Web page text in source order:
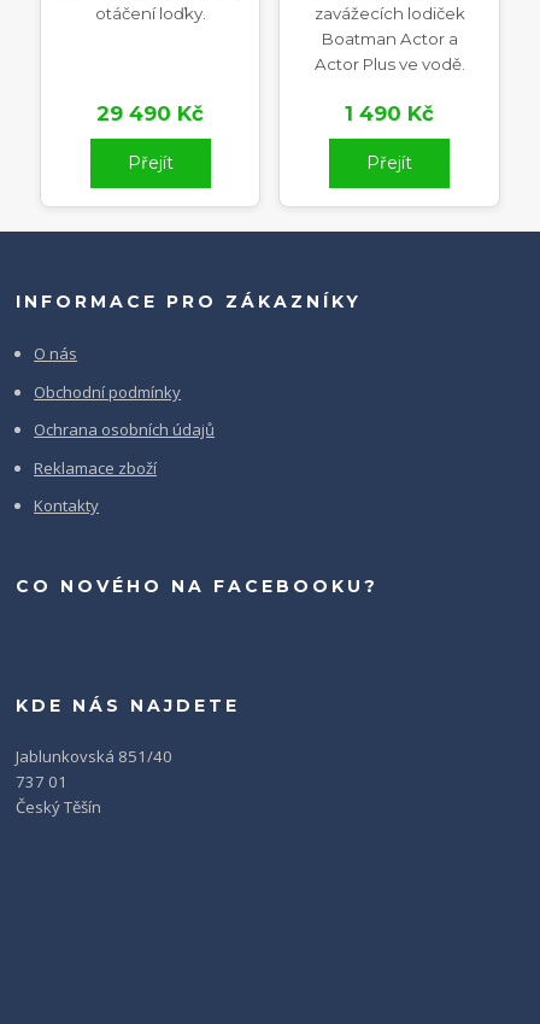
otáčení loďky.
29 490 Kč
Přejít
zavážecích lodiček
Boatman Actor a
Actor Plus ve vodě.
1 490 Kč
Přejít
INFORMACE PRO ZÁKAZNÍKY
O nás
Obchodní podmínky
Ochrana osobních údajů
Reklamace zboží
Kontakty
CO NOVÉHO NA FACEBOOKU?
KDE NÁS NAJDETE
Jablunkovská 851/40
737 01
Český Těšín